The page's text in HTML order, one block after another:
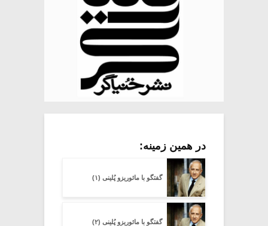
در همین زمینه:
گفتگو با مائوریزو پُلینی (۱)
گفتگو با مائوریزو پُلینی (۲)